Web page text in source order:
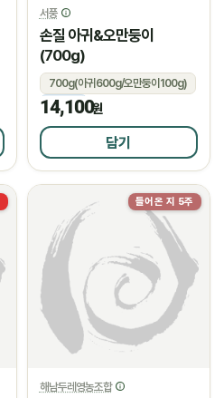
서풍
손질 아귀&오만둥이
(700g)
700g(아귀600g/오만둥이100g)
냉동
14,100원
담기
들어온 지 5주
해남두레영농조합